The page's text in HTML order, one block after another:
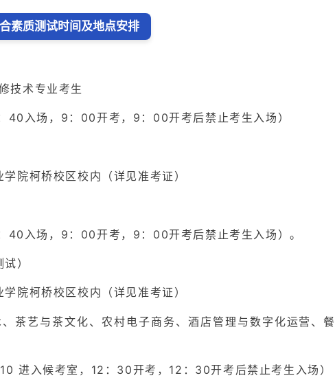
素质测试时间及地点安排
技术专业考生
场，9：00开考，9：00开考后禁止考生入场）
柯桥校区校内（详见准考证）
场，9：00开考，9：00开考后禁止考生入场）。
）
柯桥校区校内（详见准考证）
艺与茶文化、农村电子商务、酒店管理与数字化运营、餐
入候考室，12：30开考，12：30开考后禁止考生入场）